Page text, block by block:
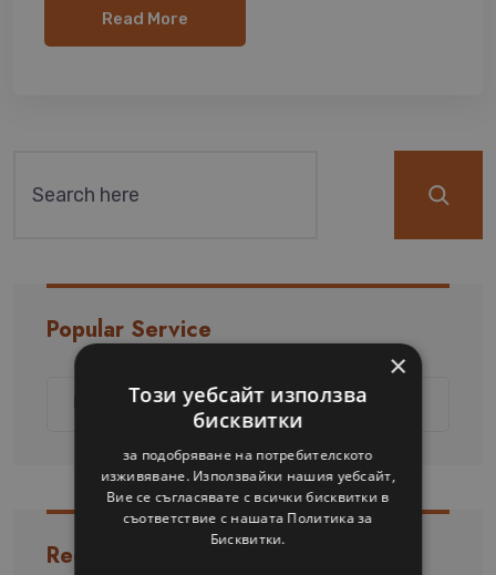
Read More
Popular Service
Uncategorized
Recent News
×
Този уебсайт използва
бисквитки
за подобряване на потребителското
изживяване. Използвайки нашия уебсайт,
Вие се съгласявате с всички бисквитки в
съответствие с нашата Политика за
Бисквитки.